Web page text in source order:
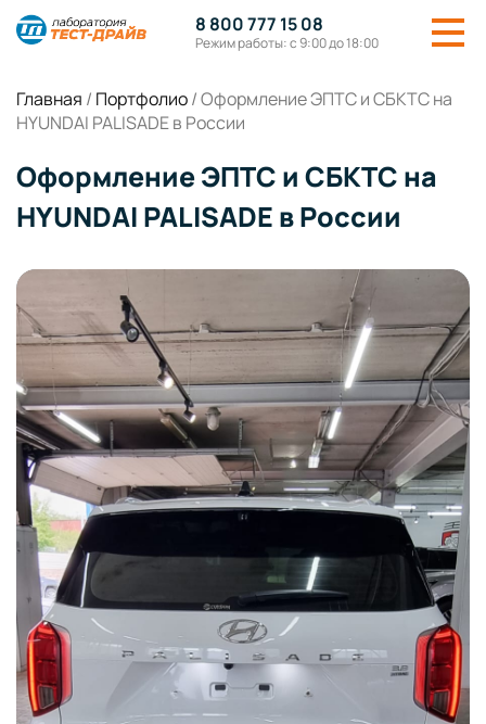
8 800 777 15 08
Режим работы: с 9:00 до 18:00
Главная / Портфолио/Оформление ЭПТС и СБКТС на
HYUNDAI PALISADE в России
Оформление ЭПТС и СБКТС на
HYUNDAI PALISADE в России